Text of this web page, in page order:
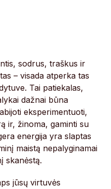
sodrus, traškus ir
– visada atperka tas
Tai patiekalas,
dažnai būna
eksperimentuoti,
ir, žinoma, gaminti su
energija yra slaptas
maistą nepalyginamai
skanėstą.
jūsų virtuvės